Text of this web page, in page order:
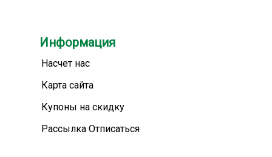
Информация
Насчет нас
Карта сайта
Купоны на скидку
Рассылка Отписаться